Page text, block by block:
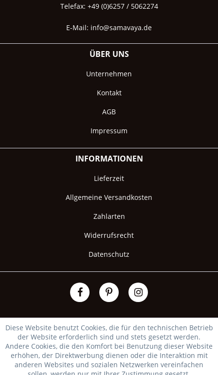
Telefax: +49 (0)6257 / 5062274
E-Mail: info@samavaya.de
ÜBER UNS
Unternehmen
Kontakt
AGB
Impressum
INFORMATIONEN
Lieferzeit
Allgemeine Versandkosten
Zahlarten
Widerrufsrecht
Datenschutz
Diese Website benutzt Cookies, die für den technischen Betrieb
der Website erforderlich sind und stets gesetzt werden.
Andere Cookies, die den Komfort bei Benutzung dieser Website
erhöhen, der Direktwerbung dienen oder die Interaktion mit
anderen Websites und sozialen Netzwerken vereinfachen